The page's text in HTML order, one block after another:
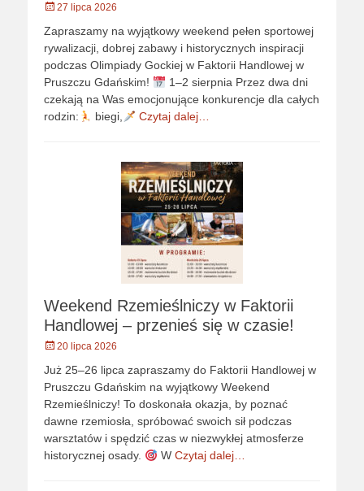
Opublikowano
27 lipca 2026
Zapraszamy na wyjątkowy weekend pełen sportowej
rywalizacji, dobrej zabawy i historycznych inspiracji
podczas Olimpiady Gockiej w Faktorii Handlowej w
Pruszczu Gdańskim!
1–2 sierpnia Przez dwa dni
czekają na Was emocjonujące konkurencje dla całych
rodzin:
biegi, Czytaj dalej…
Weekend Rzemieślniczy w Faktorii
Handlowej – przenieś się w czasie!
Opublikowano
20 lipca 2026
Już 25–26 lipca zapraszamy do Faktorii Handlowej w
Pruszczu Gdańskim na wyjątkowy Weekend
Rzemieślniczy! To doskonała okazja, by poznać
dawne rzemiosła, spróbować swoich sił podczas
warsztatów i spędzić czas w niezwykłej atmosferze
historycznej osady.
W Czytaj dalej…